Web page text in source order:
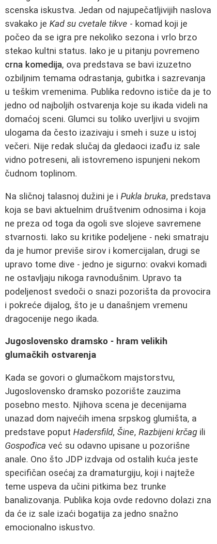
scenska iskustva. Jedan od najupečatljivijih naslova
svakako je Kad su cvetale tikve - komad koji je
počeo da se igra pre nekoliko sezona i vrlo brzo
stekao kultni status. Iako je u pitanju povremeno
crna komedija, ova predstava se bavi izuzetno
ozbiljnim temama odrastanja, gubitka i sazrevanja
u teškim vremenima. Publika redovno ističe da je to
jedno od najboljih ostvarenja koje su ikada videli na
domaćoj sceni. Glumci su toliko uverljivi u svojim
ulogama da često izazivaju i smeh i suze u istoj
večeri. Nije redak slučaj da gledaoci izađu iz sale
vidno potreseni, ali istovremeno ispunjeni nekom
čudnom toplinom.
Na sličnoj talasnoj dužini je i Pukla bruka, predstava
koja se bavi aktuelnim društvenim odnosima i koja
ne preza od toga da ogoli sve slojeve savremene
stvarnosti. Iako su kritike podeljene - neki smatraju
da je humor previše sirov i komercijalan, drugi se
upravo tome dive - jedno je sigurno: ovakvi komadi
ne ostavljaju nikoga ravnodušnim. Upravo ta
podeljenost svedoči o snazi pozorišta da provocira
i pokreće dijalog, što je u današnjem vremenu
dragocenije nego ikada.
Jugoslovensko dramsko - hram velikih
glumačkih ostvarenja
Kada se govori o glumačkom majstorstvu,
Jugoslovensko dramsko pozorište zauzima
posebno mesto. Njihova scena je decenijama
unazad dom najvećih imena srpskog glumišta, a
predstave poput Hadersfild, Šine, Razbijeni krčag ili
Gospođica već su odavno upisane u pozorišne
anale. Ono što JDP izdvaja od ostalih kuća jeste
specifičan osećaj za dramaturgiju, koji i najteže
teme uspeva da učini pitkima bez trunke
banalizovanja. Publika koja ovde redovno dolazi zna
da će iz sale izaći bogatija za jedno snažno
emocionalno iskustvo.